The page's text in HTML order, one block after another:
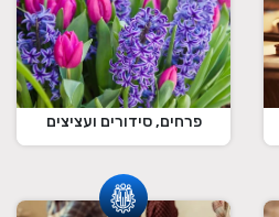
פרחים, סידורים ועציצים